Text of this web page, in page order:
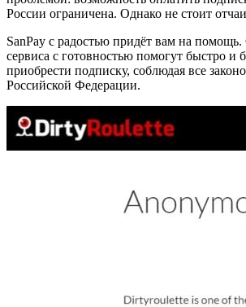
России ограничена. Однако не стоит
SanPay с радостью придёт вам на
сервиса с готовностью помогут быстро и
приобрести подписку, соблюдая все
Российской Федерации.